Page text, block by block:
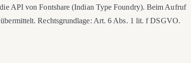
API von Fontshare (Indian Type Foundry). Beim Aufruf
Rechtsgrundlage: Art. 6 Abs. 1 lit. f DSGVO.